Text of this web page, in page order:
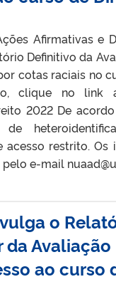
Afirmativas e
Definitivo da
cotas raciais no
clique no link
2022 De
de
acesso restrito. Os
e-mail
o
da
ao curso